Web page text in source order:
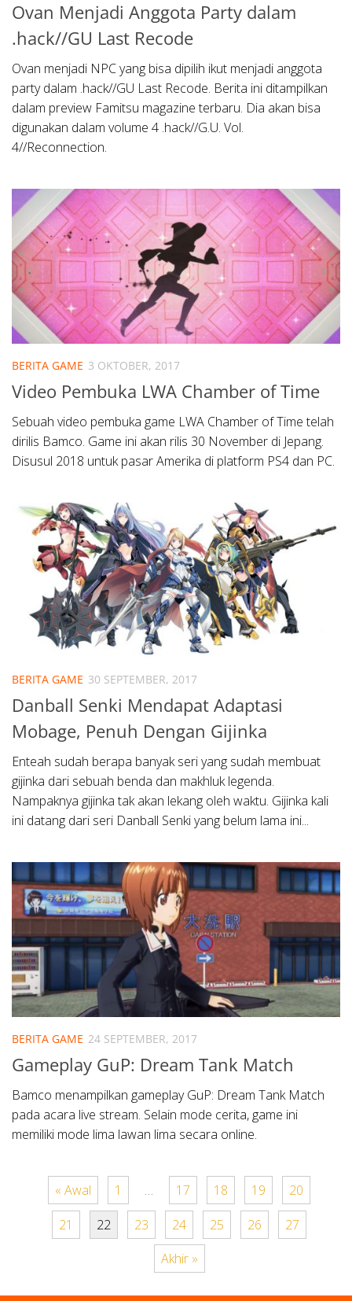
Ovan Menjadi Anggota Party dalam
.hack//GU Last Recode
Ovan menjadi NPC yang bisa dipilih ikut menjadi anggota
party dalam .hack//GU Last Recode. Berita ini ditampilkan
dalam preview Famitsu magazine terbaru. Dia akan bisa
digunakan dalam volume 4 .hack//G.U. Vol.
4//Reconnection.
BERITA GAME 3 OKTOBER, 2017
Video Pembuka LWA Chamber of Time
Sebuah video pembuka game LWA Chamber of Time telah
dirilis Bamco. Game ini akan rilis 30 November di Jepang.
Disusul 2018 untuk pasar Amerika di platform PS4 dan PC.
BERITA GAME 30 SEPTEMBER, 2017
Danball Senki Mendapat Adaptasi
Mobage, Penuh Dengan Gijinka
Enteah sudah berapa banyak seri yang sudah membuat
gijinka dari sebuah benda dan makhluk legenda.
Nampaknya gijinka tak akan lekang oleh waktu. Gijinka kali
ini datang dari seri Danball Senki yang belum lama ini...
BERITA GAME 24 SEPTEMBER, 2017
Gameplay GuP: Dream Tank Match
Bamco menampilkan gameplay GuP: Dream Tank Match
pada acara live stream. Selain mode cerita, game ini
memiliki mode lima lawan lima secara online.
« Awal 1 … 17 18 19
20
21
22 23 24 25 26
27
Akhir »